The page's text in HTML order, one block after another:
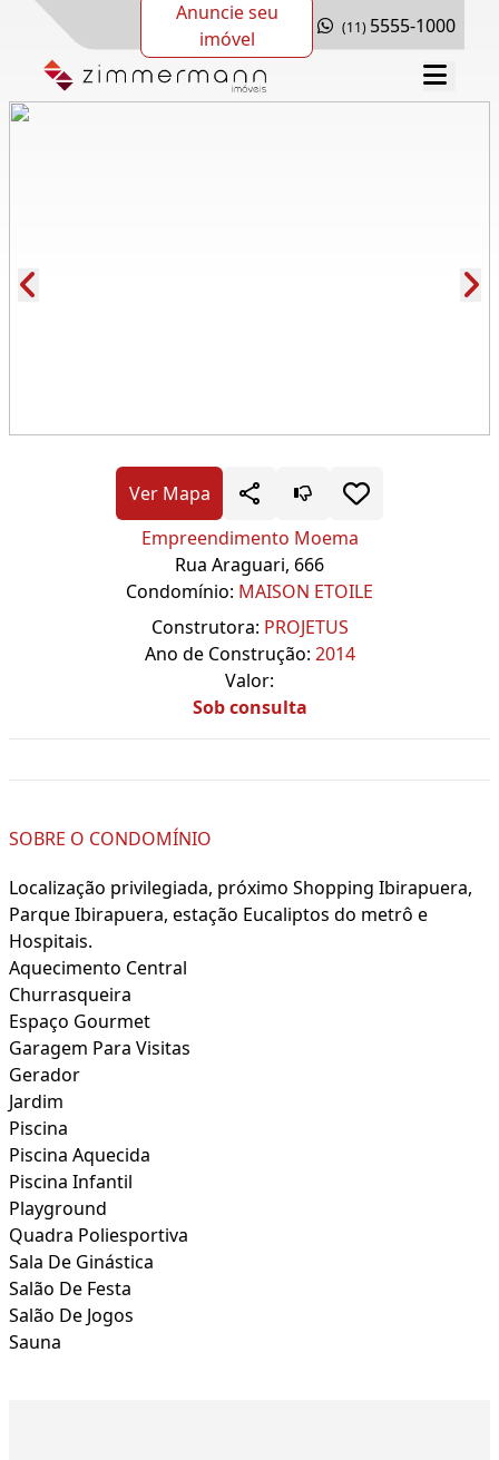
Anuncie seu
imóvel
(11) 5555-1000
Ver Mapa
Empreendimento Moema
Rua Araguari, 666
Condomínio: MAISON ETOILE
Construtora: PROJETUS
Ano de Construção: 2014
Valor:
Sob consulta
SOBRE O CONDOMÍNIO
Localização privilegiada, próximo Shopping Ibirapuera,
Parque Ibirapuera, estação Eucaliptos do metrô e
Hospitais.
Aquecimento Central
Churrasqueira
Espaço Gourmet
Garagem Para Visitas
Gerador
Jardim
Piscina
Piscina Aquecida
Piscina Infantil
Playground
Quadra Poliesportiva
Sala De Ginástica
Salão De Festa
Salão De Jogos
Sauna